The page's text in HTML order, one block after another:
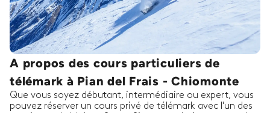
A propos des cours particuliers de
télémark à Pian del Frais - Chiomonte
Que vous soyez débutant, intermédiaire ou expert, vous
pouvez réserver un cours privé de télémark avec l'un des